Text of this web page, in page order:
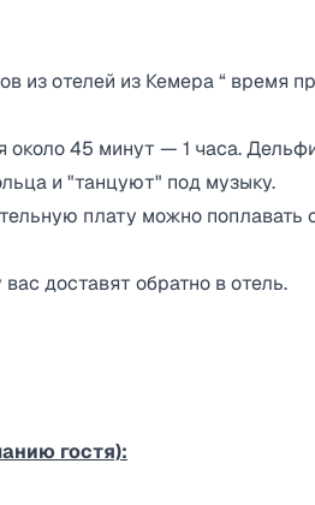
из отелей из Кемера “ время
около 45 минут — 1 часа.
и "танцуют" под музыку.
плату можно поплавать
доставят обратно в отель.
гостя):